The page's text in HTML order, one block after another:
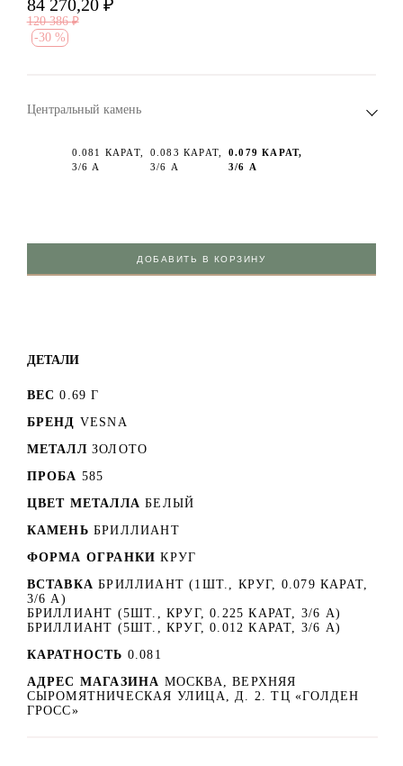
84 270,20 ₽
120 386 ₽
-30 %
Центральный камень
0.081 КАРАТ,
3/6 А
0.083 КАРАТ,
3/6 А
0.079 КАРАТ,
3/6 А
ДОБАВИТЬ В КОРЗИНУ
ДЕТАЛИ
ВЕС 0.69 Г
БРЕНД VESNA
МЕТАЛЛ ЗОЛОТО
ПРОБА 585
ЦВЕТ МЕТАЛЛА БЕЛЫЙ
КАМЕНЬ БРИЛЛИАНТ
ФОРМА ОГРАНКИ КРУГ
ВСТАВКА БРИЛЛИАНТ (1ШТ., КРУГ, 0.079 КАРАТ,
3/6 А)
БРИЛЛИАНТ (5ШТ., КРУГ, 0.225 КАРАТ, 3/6 А)
БРИЛЛИАНТ (5ШТ., КРУГ, 0.012 КАРАТ, 3/6 А)
КАРАТНОСТЬ 0.081
АДРЕС МАГАЗИНА МОСКВА, ВЕРХНЯЯ
СЫРОМЯТНИЧЕСКАЯ УЛИЦА, Д. 2. ТЦ «ГОЛДЕН
ГРОСС»